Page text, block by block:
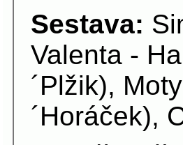
Sestava:
Valenta -
´Plžik),
´Horáček),